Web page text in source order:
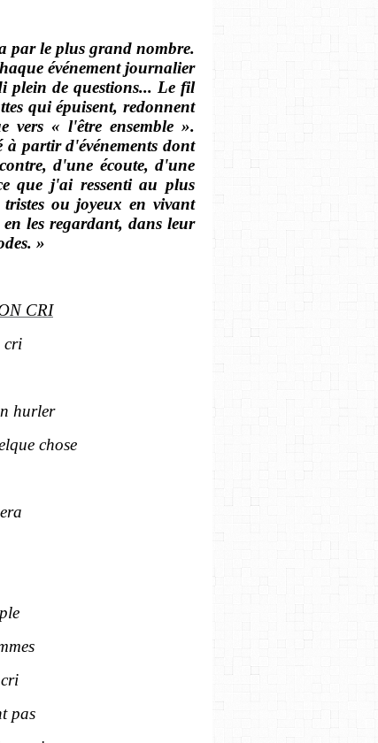
par le plus grand nombre.
événement journalier
plein de questions... Le fil
qui épuisent, redonnent
vers « l'être ensemble ».
à partir d'événements dont
d'une écoute, d'une
que j'ai ressenti au plus
ou joyeux en vivant
en les regardant, dans leur
»
CRI
cri
hurler
chose
pas